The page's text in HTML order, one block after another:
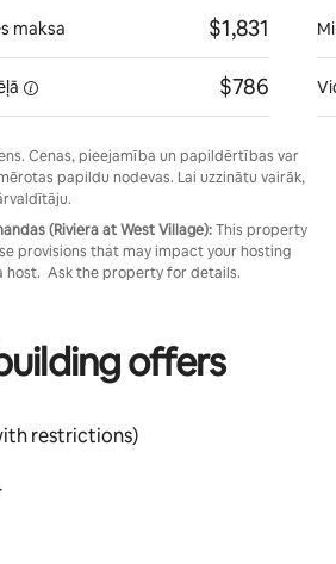
maksa $1,831
$786
Cenas, pieejamība un papildērtības var
papildu nodevas. Lai uzzinātu vairāk,
(Riviera at West Village):This property
provisions that may impact your hosting
host. Ask the property for details.
offers
restrictions)